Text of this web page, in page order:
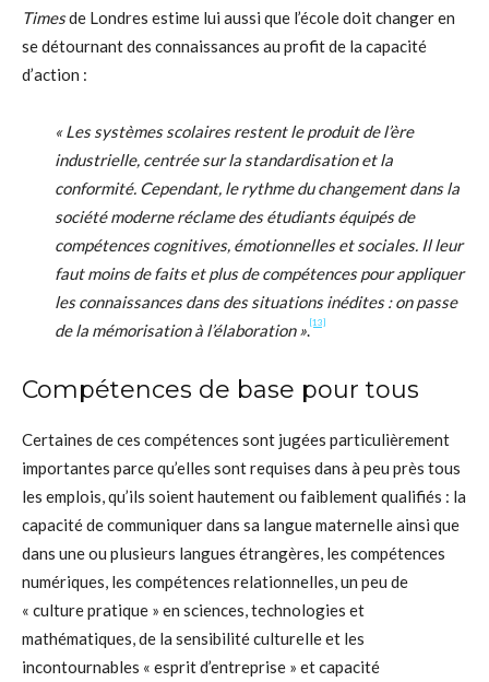
Timesde Londres estime lui aussi que l’école doit changer en
se détournant des connaissances au profit de la capacité
d’action :
« Les systèmes scolaires restent le produit de l’ère
industrielle, centrée sur la standardisation et la
conformité. Cependant, le rythme du changement dans la
société moderne réclame des étudiants équipés de
compétences cognitives, émotionnelles et sociales. Il leur
faut moins de faits et plus de compétences pour appliquer
les connaissances dans des situations inédites : on passe
de la mémorisation à l’élaboration ».[13]
Compétences de base pour tous
Certaines de ces compétences sont jugées particulièrement
importantes parce qu’elles sont requises dans à peu près tous
les emplois, qu’ils soient hautement ou faiblement qualifiés : la
capacité de communiquer dans sa langue maternelle ainsi que
dans une ou plusieurs langues étrangères, les compétences
numériques, les compétences relationnelles, un peu de
« culture pratique » en sciences, technologies et
mathématiques, de la sensibilité culturelle et les
incontournables « esprit d’entreprise » et capacité